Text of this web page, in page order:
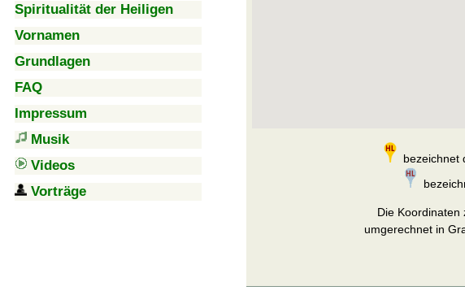
Spiritualität der Heiligen
Vornamen
Grundlagen
FAQ
Impressum
Musik
Videos
Vorträge
bezeichnet
Die Koordinaten
umgerechnet in